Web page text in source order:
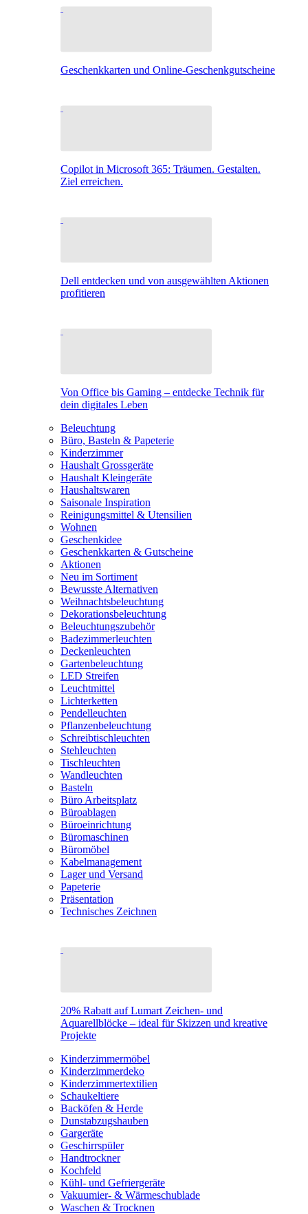
Geschenkkarten und Online-Geschenkgutscheine
Copilot in Microsoft 365: Träumen. Gestalten.
Ziel erreichen.
Dell entdecken und von ausgewählten Aktionen
profitieren
Von Office bis Gaming – entdecke Technik für
dein digitales Leben
Beleuchtung
Büro, Basteln & Papeterie
Kinderzimmer
Haushalt Grossgeräte
Haushalt Kleingeräte
Haushaltswaren
Saisonale Inspiration
Reinigungsmittel & Utensilien
Wohnen
Geschenkidee
Geschenkkarten & Gutscheine
Aktionen
Neu im Sortiment
Bewusste Alternativen
Weihnachtsbeleuchtung
Dekorationsbeleuchtung
Beleuchtungszubehör
Badezimmerleuchten
Deckenleuchten
Gartenbeleuchtung
LED Streifen
Leuchtmittel
Lichterketten
Pendelleuchten
Pflanzenbeleuchtung
Schreibtischleuchten
Stehleuchten
Tischleuchten
Wandleuchten
Basteln
Büro Arbeitsplatz
Büroablagen
Büroeinrichtung
Büromaschinen
Büromöbel
Kabelmanagement
Lager und Versand
Papeterie
Präsentation
Technisches Zeichnen
20% Rabatt auf Lumart Zeichen- und
Aquarellblöcke – ideal für Skizzen und kreative
Projekte
Kinderzimmermöbel
Kinderzimmerdeko
Kinderzimmertextilien
Schaukeltiere
Backöfen & Herde
Dunstabzugshauben
Gargeräte
Geschirrspüler
Handtrockner
Kochfeld
Kühl- und Gefriergeräte
Vakuumier- & Wärmeschublade
Waschen & Trocknen